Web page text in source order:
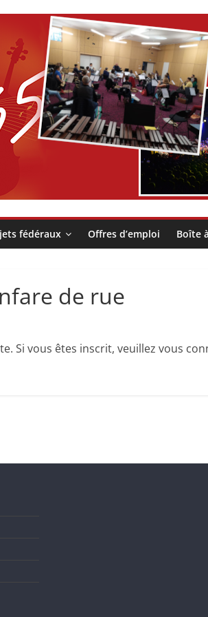
fédéraux Offres d’emploi Boîte
de rue
Si vous êtes inscrit, veuillez vous